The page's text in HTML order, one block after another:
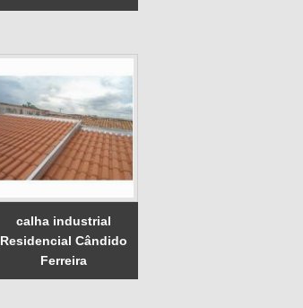
calha industrial
Residencial Cândido
Ferreira